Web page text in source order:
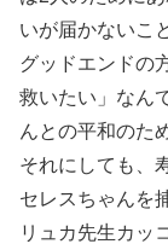
いが届かないこ
グッドエンドの
救いたい」なん
んとの平和のた
それにしても、
セレスちゃんを
リュカ先生カッ